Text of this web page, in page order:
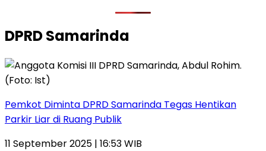
DPRD Samarinda
Pemkot Diminta DPRD Samarinda Tegas Hentikan
Parkir Liar di Ruang Publik
11 September 2025 | 16:53 WIB